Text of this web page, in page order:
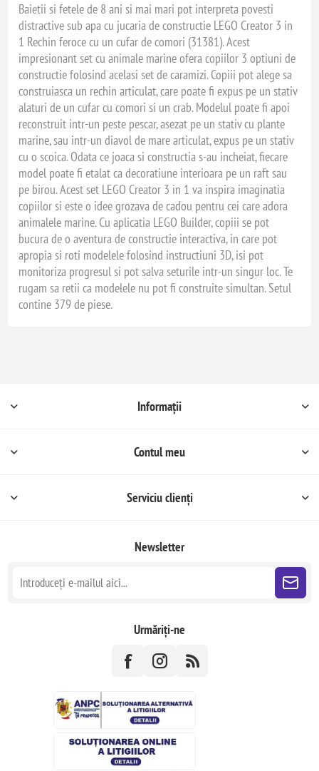
Baietii si fetele de 8 ani si mai mari pot interpreta povesti
distractive sub apa cu jucaria de constructie LEGO Creator 3 in
1 Rechin feroce cu un cufar de comori (31381). Acest
impresionant set cu animale marine ofera copiilor 3 optiuni de
constructie folosind acelasi set de caramizi. Copiii pot alege sa
construiasca un rechin articulat, care poate fi expus pe un stativ
alaturi de un cufar cu comori si un crab. Modelul poate fi apoi
reconstruit intr-un peste pescar, asezat pe un stativ cu plante
marine, sau intr-un diavol de mare articulat, expus pe un stativ
cu o scoica. Odata ce joaca si constructia s-au incheiat, fiecare
model poate fi etalat ca decoratiune interioara pe un raft sau
pe birou. Acest set LEGO Creator 3 in 1 va inspira imaginatia
copiilor si este o idee grozava de cadou pentru cei care adora
animalele marine. Cu aplicatia LEGO Builder, copiii se pot
bucura de o aventura de constructie interactiva, in care pot
apropia si roti modelele folosind instructiuni 3D, isi pot
monitoriza progresul si pot salva seturile intr-un singur loc. Te
rugam sa retii ca modelele nu pot fi construite simultan. Setul
contine 379 de piese.
Informații
Contul meu
Serviciu clienți
Newsletter
Urmăriți-ne